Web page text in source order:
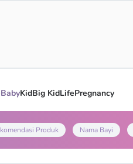
BabyKidBig KidLifePregnancy
Produk Nama Bayi